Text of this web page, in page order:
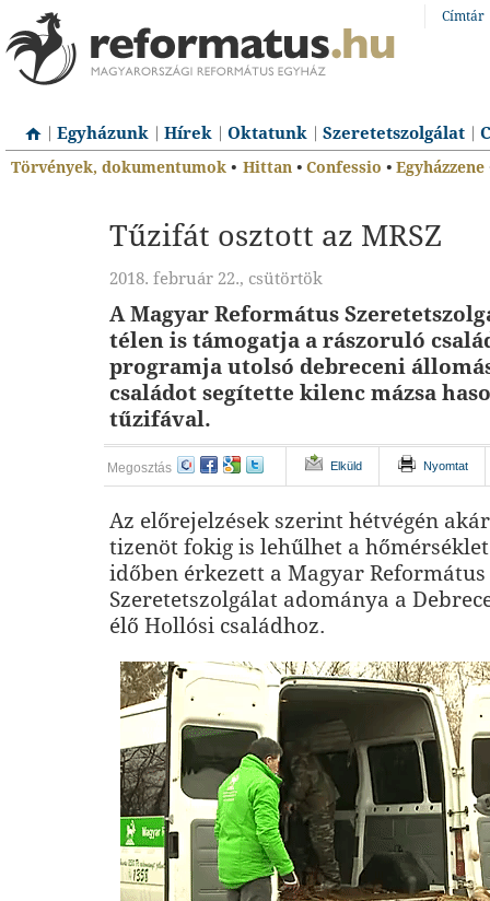
Címtár
Egyházunk Hírek Oktatunk Szeretetszolgálat
Törvények, dokumentumok • Hittan • Confessio • Egyházzene
Tűzifát osztott az MRSZ
2018. február 22., csütörtök
A Magyar Református
télen is támogatja a rászoruló
programja utolsó debreceni
családot segítette kilenc mázsa
tűzifával.
Megosztás Elküld Nyomtat
Az előrejelzések szerint hétvégén
tizenöt fokig is lehűlhet a
időben érkezett a Magyar Református
Szeretetszolgálat adománya a
élő Hollósi családhoz.